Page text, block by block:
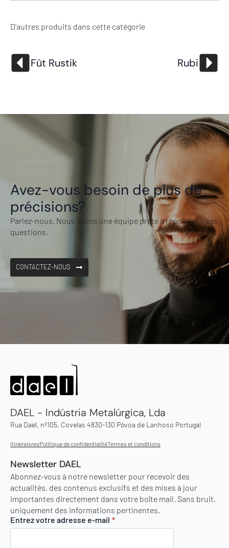
D'autres produits dans cette catégorie
Fût Rustik Rubi
Avez-vous besoin de plus de
précisions?
Parlez-nous. Nous avons une équipe prête à répondre à vos
questions.
CONTACTEZ-NOUS
DAEL - Indústria Metalúrgica, Lda
Rua Dael, nº105, Covelas 4830-130 Póvoa de Lanhoso Portugal
ItinéraisresPolitique de confidentialitéTermes et conditions
Newsletter DAEL
Abonnez-vous à notre newsletter pour recevoir des
actualités, des contenus exclusifs et des mises à jour
importantes directement dans votre boîte mail. Sans bruit,
uniquement des informations pertinentes.
Entrez votre adresse e-mail *